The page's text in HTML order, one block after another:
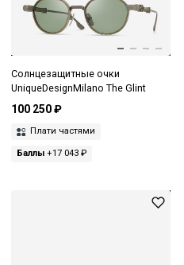
Солнцезащитные очки
UniqueDesignMilano The Glint
100 250 ₽
Плати частями
Баллы +17 043 ₽